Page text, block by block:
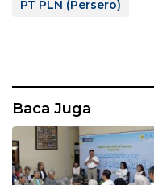
PT PLN (Persero)
Baca Juga